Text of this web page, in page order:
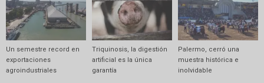
Un semestre record en
exportaciones
agroindustriales
Triquinosis, la digestión
artificial es la única
garantía
Palermo, cerró una
muestra histórica e
inolvidable